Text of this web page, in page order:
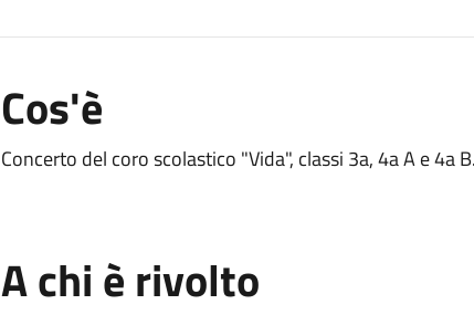
Cos'è
Concerto del coro scolastico "Vida", classi 3a, 4a A e 4a B.
A chi è rivolto